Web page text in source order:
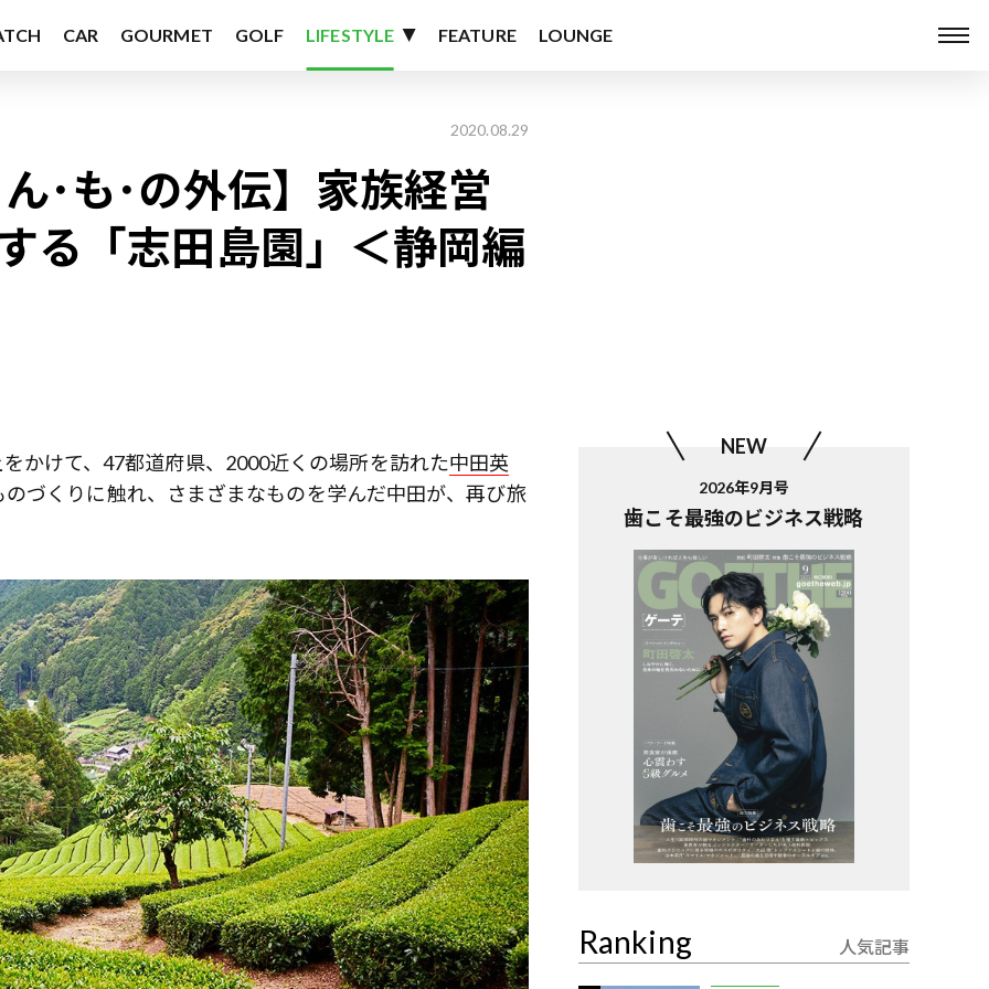
CAR GOURMET GOLF LIFESTYLE FEATURE LOUNGE
2020.08.29
･も･の外伝】家族経営
る「志田島園」＜静岡編
かけて、47都道府県、2000近くの場所を訪れた中田英
づくりに触れ、さまざまなものを学んだ中田が、再び旅
NEW
2026年9月号
歯こそ最強のビジネス戦略
Ranking 人気記事